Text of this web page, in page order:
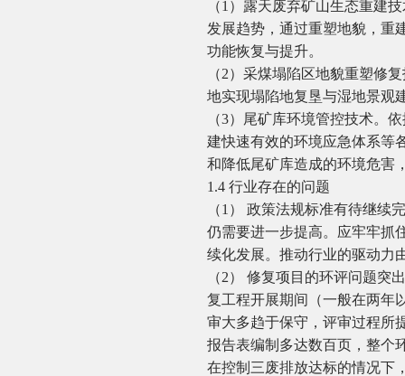
（1）露天废弃矿山生态重建
发展趋势，通过重塑地貌，重
功能恢复与提升。
（2）采煤塌陷区地貌重塑修
地实现塌陷地复垦与湿地景观
（3）尾矿库环境管控技术。
建快速有效的环境应急体系等
和降低尾矿库造成的环境危害
1.4 行业存在的问题
（1） 政策法规标准有待继续
仍需要进一步提高。应牢牢抓
续化发展。推动行业的驱动力
（2） 修复项目的环评问题突
复工程开展期间（一般在两年
审大多趋于保守，评审过程所
报告表编制多达数百页，整个
在控制三废排放达标的情况下